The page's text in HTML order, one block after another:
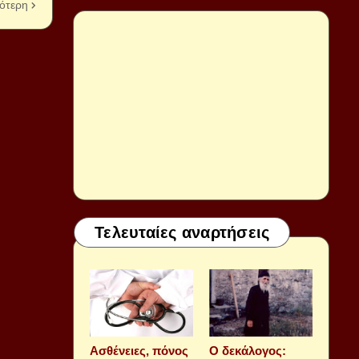
Τελευταίες αναρτήσεις
Aσθένειες, πόνος
Ο δεκάλογος: